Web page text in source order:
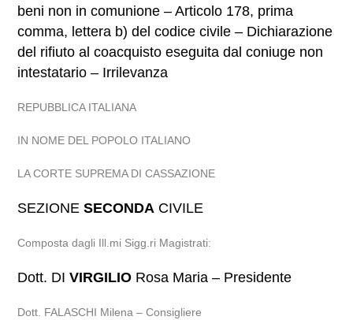
beni non in comunione – Articolo 178, prima
comma, lettera b) del codice civile – Dichiarazione
del rifiuto al coacquisto eseguita dal coniuge non
intestatario – Irrilevanza
REPUBBLICA ITALIANA
IN NOME DEL POPOLO ITALIANO
LA CORTE SUPREMA DI CASSAZIONE
SEZIONESECONDA CIVILE
Composta dagli Ill.mi Sigg.ri Magistrati:
Dott. DIVIRGILIO Rosa Maria – Presidente
Dott. FALASCHI Milena – Consigliere